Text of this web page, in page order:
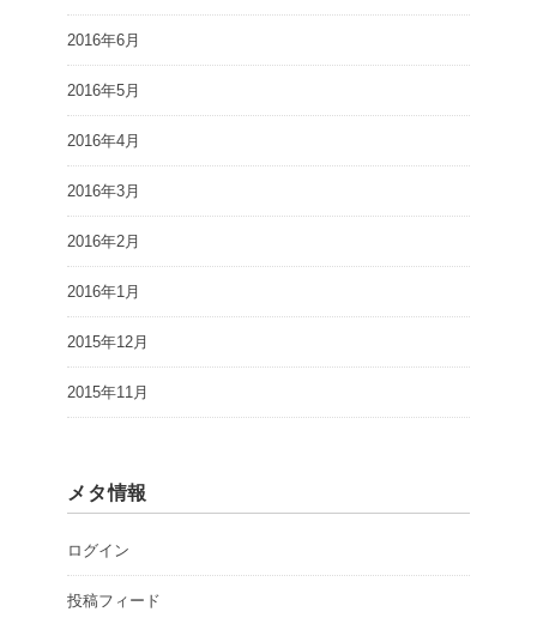
2016年6月
2016年5月
2016年4月
2016年3月
2016年2月
2016年1月
2015年12月
2015年11月
メタ情報
ログイン
投稿フィード